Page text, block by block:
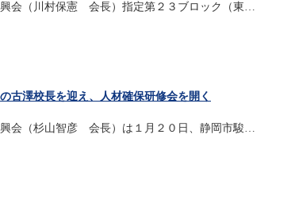
会（川村保憲 会長）指定第２３ブロック（東…
古澤校長を迎え、人材確保研修会を開く
会（杉山智彦 会長）は１月２０日、静岡市駿…